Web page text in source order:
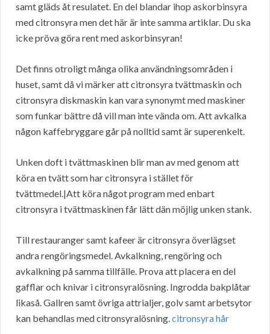
samt gläds åt resulatet. En del blandar ihop askorbinsyra
med citronsyra men det här är inte samma artiklar. Du ska
icke pröva göra rent med askorbinsyran!
Det finns otroligt många olika användningsområden i
huset, samt då vi märker att citronsyra tvättmaskin och
citronsyra diskmaskin kan vara synonymt med maskiner
som funkar bättre då vill man inte vända om. Att avkalka
någon kaffebryggare går på nolltid samt är superenkelt.
Unken doft i tvättmaskinen blir man av med genom att
köra en tvätt som har citronsyra i stället för
tvättmedel.|Att köra något program med enbart
citronsyra i tvättmaskinen får lätt dän möjlig unken stank.
Till restauranger samt kafeer är citronsyra överlägset
andra rengöringsmedel. Avkalkning, rengöring och
avkalkning på samma tillfälle. Prova att placera en del
gafflar och knivar i citronsyralösning. Ingrodda bakplåtar
likaså. Gallren samt övriga attrialjer, golv samt arbetsytor
kan behandlas med citronsyralösning.citronsyra hår